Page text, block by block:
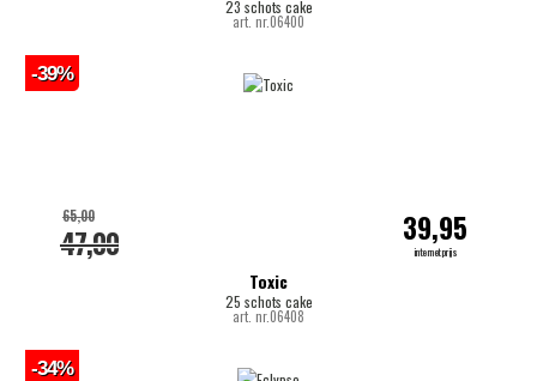
23 schots cake
art. nr.06400
Toxic
25 schots cake
art. nr.06408
47,00
65,00 39,95
internetprijs
-39%
-34%